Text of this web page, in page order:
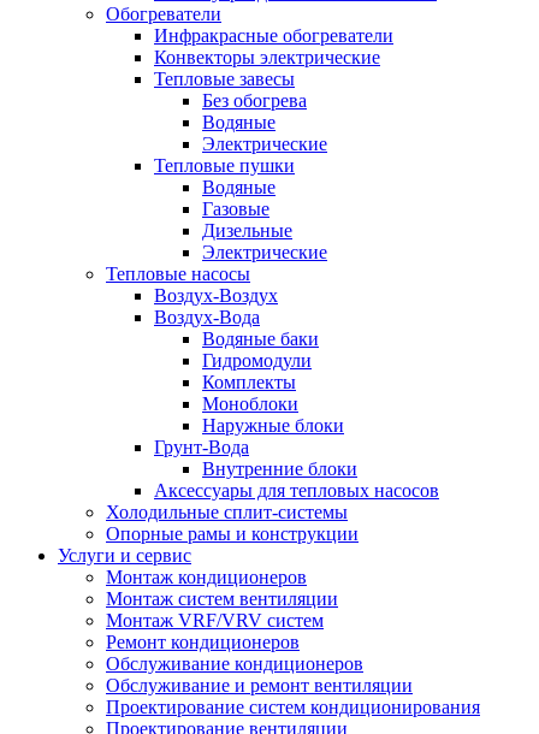
Обогреватели
Инфракрасные обогреватели
Конвекторы электрические
Тепловые завесы
Без обогрева
Водяные
Электрические
Тепловые пушки
Водяные
Газовые
Дизельные
Электрические
Тепловые насосы
Воздух-Воздух
Воздух-Вода
Водяные баки
Гидромодули
Комплекты
Моноблоки
Наружные блоки
Грунт-Вода
Внутренние блоки
Аксессуары для тепловых насосов
Холодильные сплит-системы
Опорные рамы и конструкции
Услуги и сервис
Монтаж кондиционеров
Монтаж систем вентиляции
Монтаж VRF/VRV систем
Ремонт кондиционеров
Обслуживание кондиционеров
Обслуживание и ремонт вентиляции
Проектирование систем кондиционирования
Проектирование вентиляции